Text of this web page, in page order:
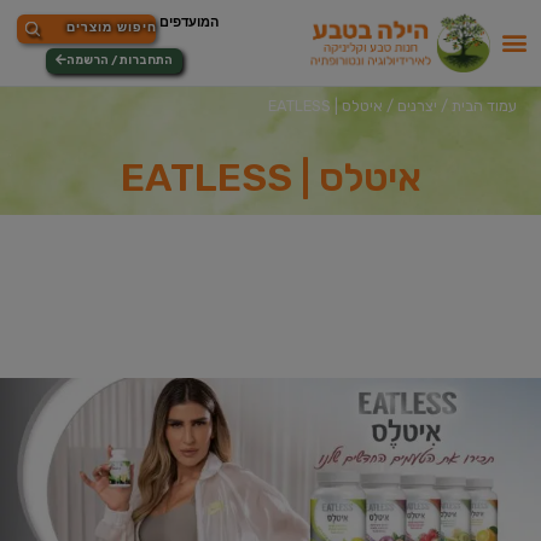
התחברות / הרשמה
עמוד הבית / יצרנים / איטלס | EATLESS
איטלס | EATLESS